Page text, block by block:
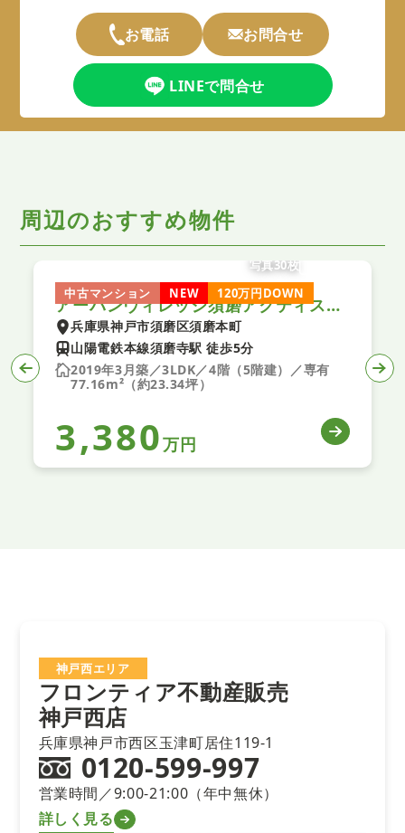
お電話 お問合せ
LINEで問合せ
周辺のおすすめ物件
中古マンション NEW 120万円DOWN
写真30枚
アーバンヴィレッジ須磨アクティス 中古マンション
兵庫県神戸市須磨区須磨本町
山陽電鉄本線須磨寺駅 徒歩5分
2019年3月築／3LDK／4階（5階建）／専有
77.16m²（約23.34坪）
3,380万円
神戸西エリア
フロンティア不動産販売
神戸西店
兵庫県神戸市西区玉津町居住119-1
0120-599-997
営業時間／9:00-21:00（年中無休）
詳しく見る